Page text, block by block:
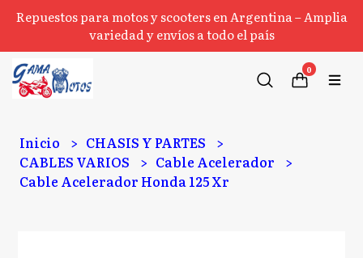
Repuestos para motos y scooters en Argentina – Amplia
variedad y envíos a todo el país
0
Inicio
CHASIS Y PARTES
CABLES VARIOS
Cable Acelerador
Cable Acelerador Honda 125 Xr